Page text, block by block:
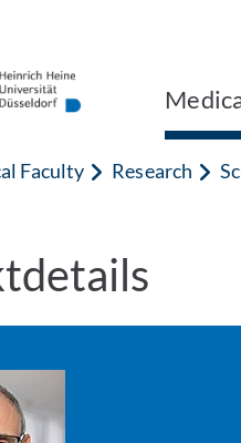
Faculty Research